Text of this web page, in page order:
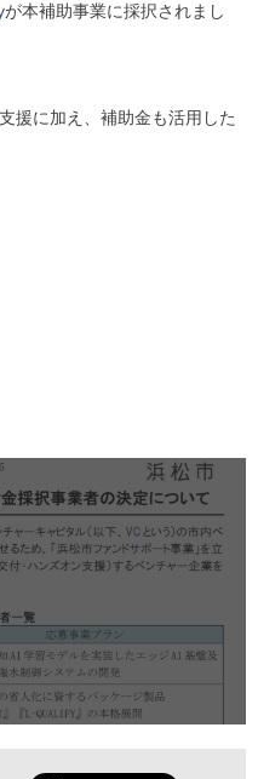
が本補助事業に採択されまし
援に加え、補助金も活用した